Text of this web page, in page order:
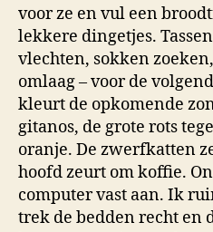
voor ze en vul een
lekkere dingetjes.
vlechten, sokken
omlaag – voor de
kleurt de opkomende
gitanos, de grote rots
oranje. De zwerfkatten
hoofd zeurt om koffie.
computer vast aan. Ik
trek de bedden recht en